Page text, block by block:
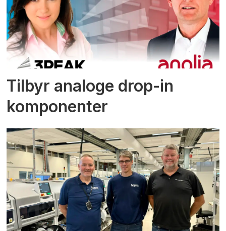
Tilbyr analoge drop-in
komponenter